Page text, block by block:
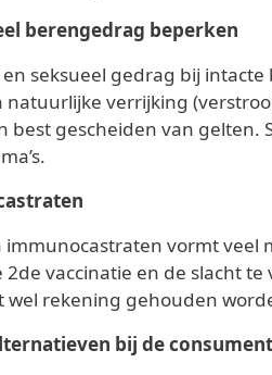
berengedrag beperken
seksueel gedrag bij
verrijking
best gescheiden van gelten.
immunocastraten vormt
vaccinatie en de slacht
rekening gehouden
bij de